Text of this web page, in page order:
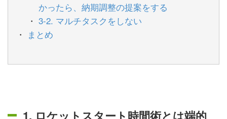
かったら、納期調整の提案をする
3-2. マルチタスクをしない
まとめ
1. ロケットスタート時間術とは端的